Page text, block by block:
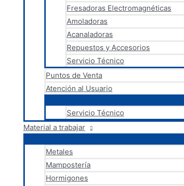
Fresadoras Electromagnéticas
Amoladoras
Acanaladoras
Repuestos y Accesorios
Servicio Técnico
Puntos de Venta
Atención al Usuario
Servicio Técnico
Material a trabajar
Metales
Mampostería
Hormigones